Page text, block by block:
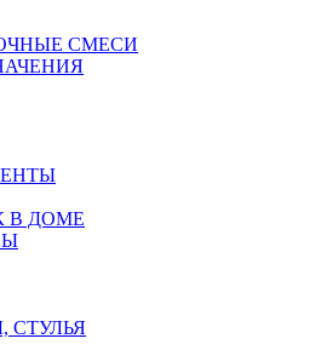
СМЕСИ
В ДОМЕ
СТУЛЬЯ